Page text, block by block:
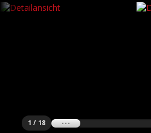
1 / 18